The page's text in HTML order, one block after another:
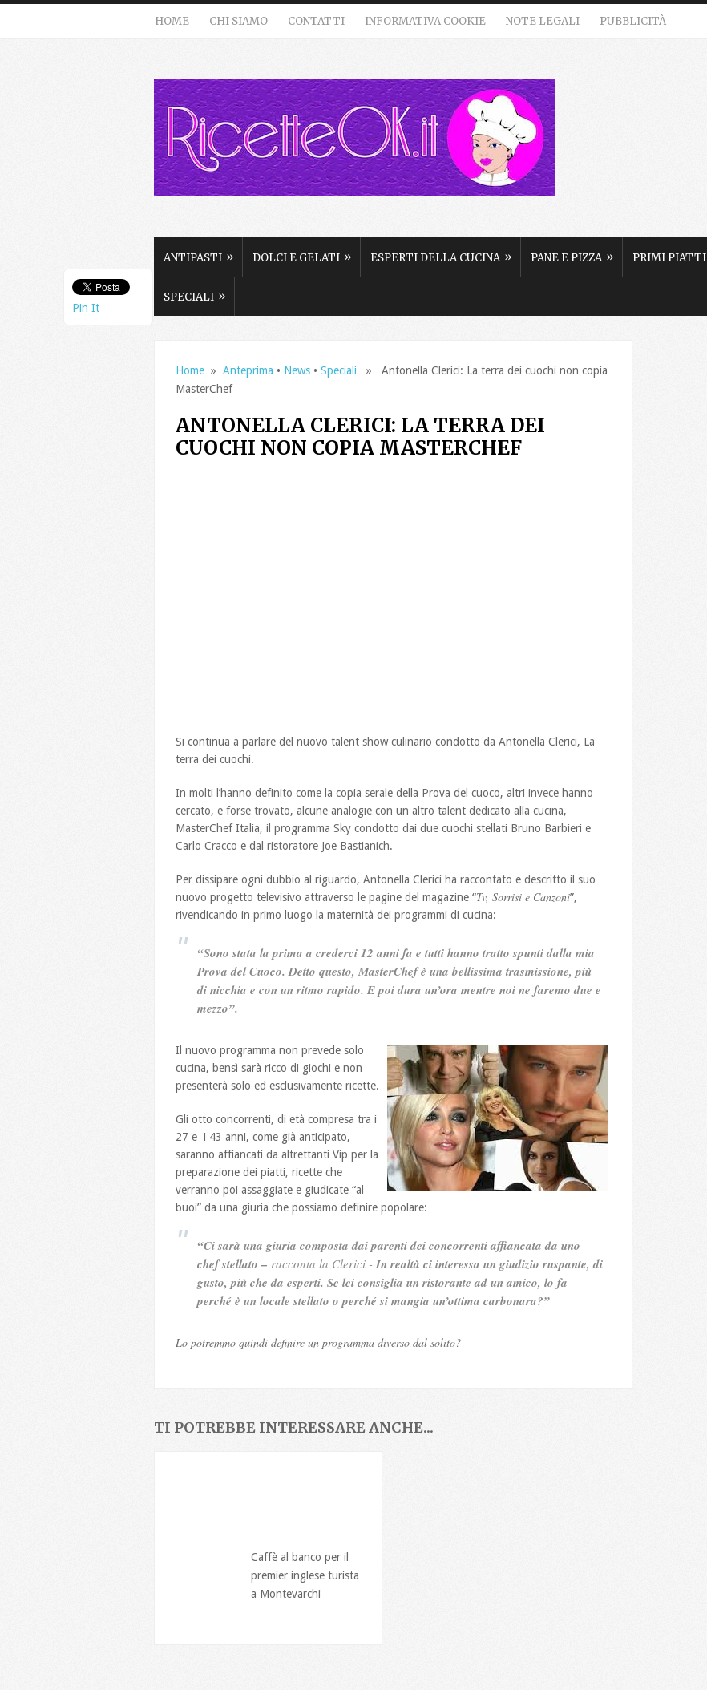
HOME CHI SIAMO CONTATTI INFORMATIVA COOKIE NOTE LEGALI PUBBLICITÀ
ANTIPASTI » DOLCI E GELATI » ESPERTI DELLA CUCINA » PANE E PIZZA » PRIMI PIATTI
SPECIALI »
Home» Anteprima • News• Speciali » Antonella Clerici: La terra dei cuochi non copia
MasterChef
ANTONELLA CLERICI: LA TERRA DEI
CUOCHI NON COPIA MASTERCHEF
Si continua a parlare del nuovo talent show culinario condotto da Antonella Clerici, La
terra dei cuochi.
In molti l’hanno definito come la copia serale della Prova del cuoco, altri invece hanno
cercato, e forse trovato, alcune analogie con un altro talent dedicato alla cucina,
MasterChef Italia, il programma Sky condotto dai due cuochi stellati Bruno Barbieri e
Carlo Cracco e dal ristoratore Joe Bastianich.
Per dissipare ogni dubbio al riguardo, Antonella Clerici ha raccontato e descritto il suo
nuovo progetto televisivo attraverso le pagine del magazine “Tv, Sorrisi e Canzoni”,
rivendicando in primo luogo la maternità dei programmi di cucina:
“Sono stata la prima a crederci 12 anni fa e tutti hanno tratto spunti dalla mia
Prova del Cuoco. Detto questo, MasterChef è una bellissima trasmissione, più
di nicchia e con un ritmo rapido. E poi dura un’ora mentre noi ne faremo due e
mezzo”.
Il nuovo programma non prevede solo
cucina, bensì sarà ricco di giochi e non
presenterà solo ed esclusivamente ricette.
Gli otto concorrenti, di età compresa tra i
27 e i 43 anni, come già anticipato,
saranno affiancati da altrettanti Vip per la
preparazione dei piatti, ricette che
verranno poi assaggiate e giudicate “al
buoi” da una giuria che possiamo definire popolare:
“Ci sarà una giuria composta dai parenti dei concorrenti affiancata da uno
chef stellato – racconta la Clerici - In realtà ci interessa un giudizio ruspante, di
gusto, più che da esperti. Se lei consiglia un ristorante ad un amico, lo fa
perché è un locale stellato o perché si mangia un’ottima carbonara?”
Lo potremmo quindi definire un programma diverso dal solito?
Pin It
TI POTREBBE INTERESSARE ANCHE...
Caffè al banco per il
premier inglese turista
a Montevarchi